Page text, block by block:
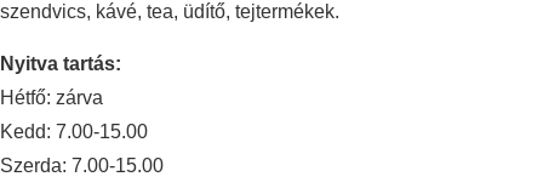
szendvics, kávé, tea, üdítő, tejtermékek.
Nyitva tartás:
Hétfő: zárva
Kedd: 7.00-15.00
Szerda: 7.00-15.00